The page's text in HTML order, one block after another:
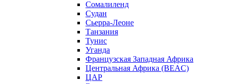
Сомалиленд
Судан
Сьерра-Леоне
Танзания
Тунис
Уганда
Французская Западная Африка
Центральная Африка (BEAC)
ЦАР